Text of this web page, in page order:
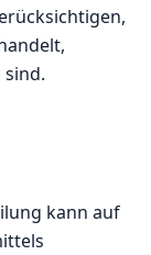
kann auf